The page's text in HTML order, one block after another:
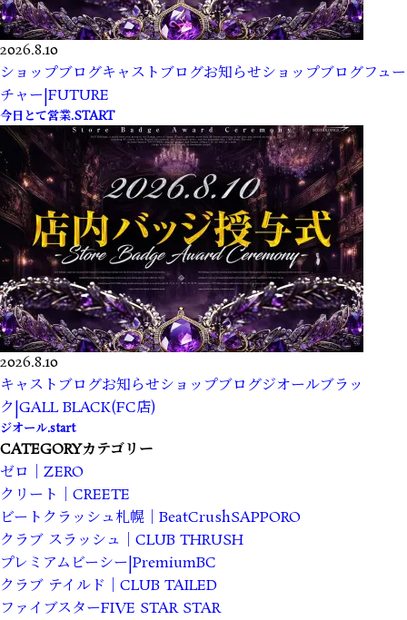
2026.8.10
ショップブログキャストブログお知らせショップブログフュー
チャー|FUTURE
今日とて営業.START
2026.8.10
キャストブログお知らせショップブログジオールブラッ
ク|GALL BLACK(FC店)
ジオール.start
CATEGORYカテゴリー
ゼロ｜ZERO
クリート｜CREETE
ビートクラッシュ札幌｜BeatCrushSAPPORO
クラブ スラッシュ｜CLUB THRUSH
プレミアムビーシー|PremiumBC
クラブ テイルド｜CLUB TAILED
ファイブスターFIVE STAR STAR